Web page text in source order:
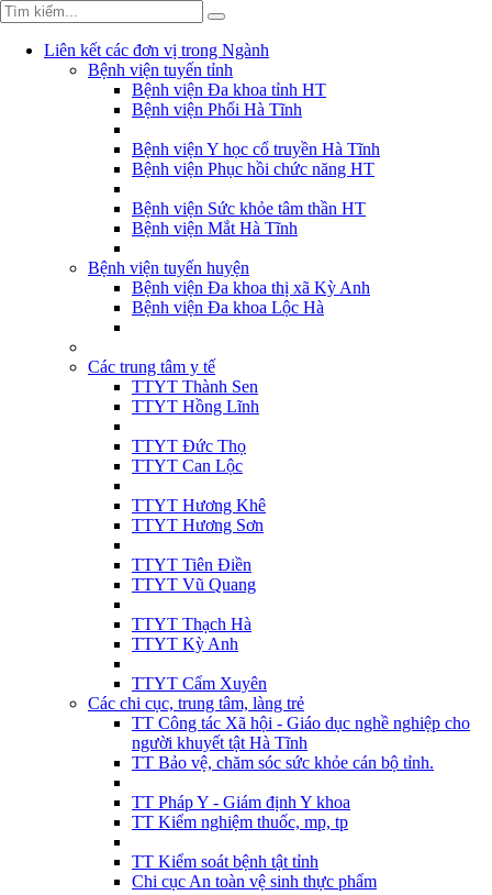
Liên kết các đơn vị trong Ngành
Bệnh viện tuyến tỉnh
Bệnh viện Đa khoa tỉnh HT
Bệnh viện Phổi Hà Tĩnh
Bệnh viện Y học cổ truyền Hà Tĩnh
Bệnh viện Phục hồi chức năng HT
Bệnh viện Sức khỏe tâm thần HT
Bệnh viện Mắt Hà Tĩnh
Bệnh viện tuyến huyện
Bệnh viện Đa khoa thị xã Kỳ Anh
Bệnh viện Đa khoa Lộc Hà
Các trung tâm y tế
TTYT Thành Sen
TTYT Hồng Lĩnh
TTYT Đức Thọ
TTYT Can Lộc
TTYT Hương Khê
TTYT Hương Sơn
TTYT Tiên Điền
TTYT Vũ Quang
TTYT Thạch Hà
TTYT Kỳ Anh
TTYT Cẩm Xuyên
Các chi cục, trung tâm, làng trẻ
TT Công tác Xã hội - Giáo dục nghề nghiệp cho
người khuyết tật Hà Tĩnh
TT Bảo vệ, chăm sóc sức khỏe cán bộ tỉnh.
TT Pháp Y - Giám định Y khoa
TT Kiểm nghiệm thuốc, mp, tp
TT Kiểm soát bệnh tật tỉnh
Chi cục An toàn vệ sinh thực phẩm